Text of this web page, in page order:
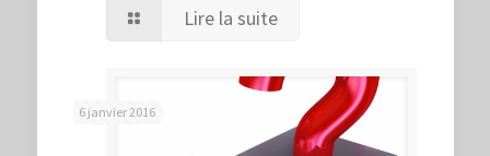
Lire la suite
6 janvier 2016